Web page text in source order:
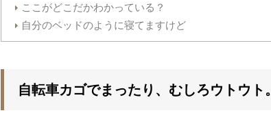
ここがどこだかわかっている？
自分のベッドのように寝てますけど
自転車カゴでまったり、むしろウトウト。